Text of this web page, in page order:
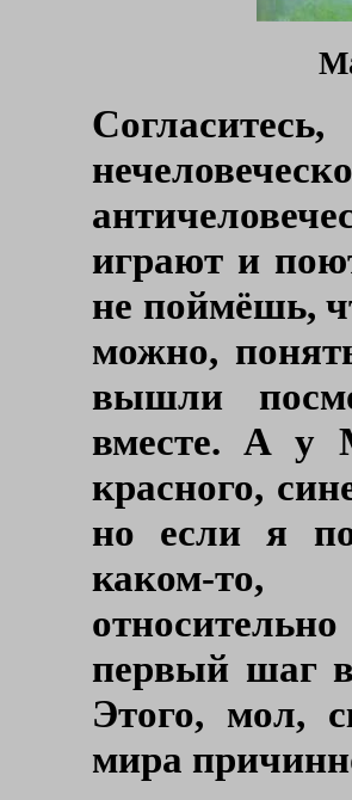
играют и
не поймёшь,
можно,
вышли
вместе. А у
красного,
но если я
каком-то,
первый шаг
Этого, мол,
мира